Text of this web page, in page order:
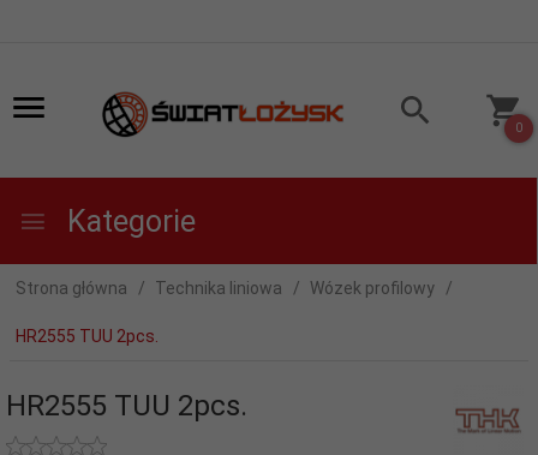
0
Kategorie
Strona główna Technika liniowa Wózek profilowy
HR2555 TUU 2pcs.
HR2555 TUU 2pcs.